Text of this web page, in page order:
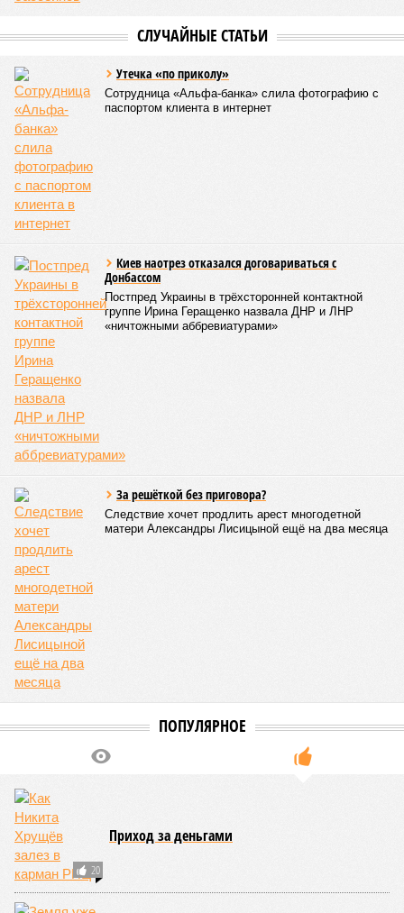
СЛУЧАЙНЫЕ СТАТЬИ
Утечка «по приколу»
Сотрудница «Альфа-банка» слила фотографию с
паспортом клиента в интернет
Киев наотрез отказался договариваться с
Донбассом
Постпред Украины в трёхсторонней контактной
группе Ирина Геращенко назвала ДНР и ЛНР
«ничтожными аббревиатурами»
За решёткой без приговора?
Следствие хочет продлить арест многодетной
матери Александры Лисицыной ещё на два месяца
ПОПУЛЯРНОЕ
20
Приход за деньгами